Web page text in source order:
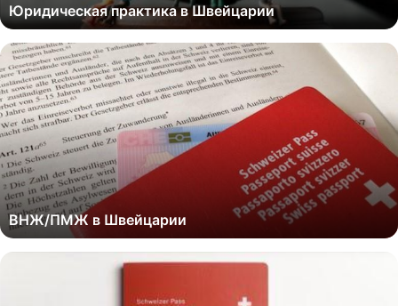
Юридическая практика в Швейцарии
ВНЖ/ПМЖ в Швейцарии